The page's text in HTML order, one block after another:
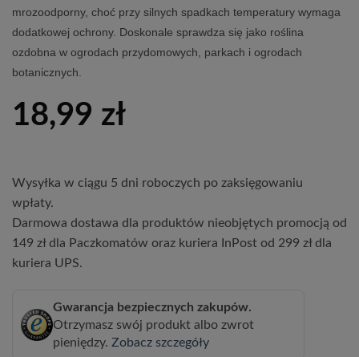
mrozoodporny, choć przy silnych spadkach temperatury wymaga
dodatkowej ochrony. Doskonale sprawdza się jako roślina
ozdobna w ogrodach przydomowych, parkach i ogrodach
botanicznych.
18,99 zł
Wysyłka w ciągu 5 dni roboczych po zaksięgowaniu
wpłaty.
Darmowa dostawa dla produktów nieobjętych promocją od
149 zł dla Paczkomatów oraz kuriera InPost od 299 zł dla
kuriera UPS.
Gwarancja bezpiecznych zakupów.
Otrzymasz swój produkt albo zwrot
pieniędzy. Zobacz szczegóły